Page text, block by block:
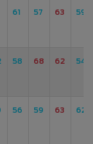
61 57 63 59
58 68 62 54
56 59 63 62